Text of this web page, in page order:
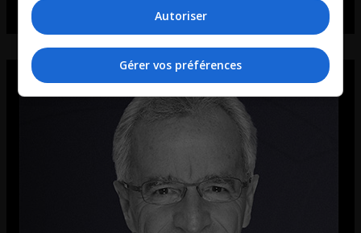
Autoriser
Gérer vos préférences